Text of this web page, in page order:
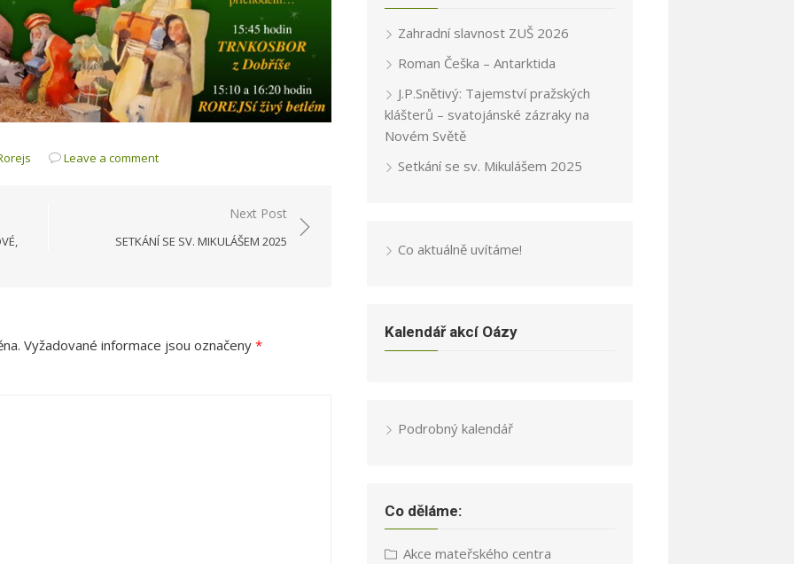
Leave a comment
Next Post
SETKÁNÍ SE SV. MIKULÁŠEM 2025
Vyžadované informace jsou označeny *
Zahradní slavnost ZUŠ 2026
Roman Češka – Antarktida
J.P.Snětivý: Tajemství pražských
klášterů – svatojánské zázraky na
Novém Světě
Setkání se sv. Mikulášem 2025
Co aktuálně uvítáme!
Kalendář akcí Oázy
Podrobný kalendář
Co děláme:
Akce mateřského centra